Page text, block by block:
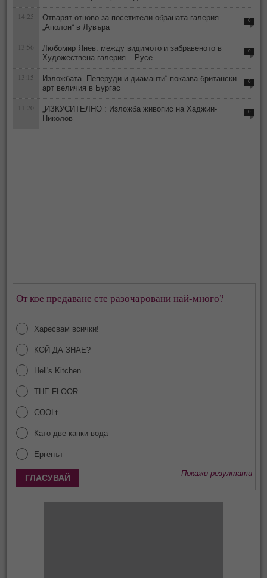
14:25
Отварят отново за посетители обраната галерия
„Аполон“ в Лувъра
0
13:56
Любомир Янев: между видимото и забравеното в
Художествена галерия – Русе
0
13:15
Изложбата „Пеперуди и диаманти“ показва британски
арт величия в Бургас
0
11:20
„ИЗКУСИТЕЛНО”: Изложба живопис на Хаджии-
Николов
0
От кое предаване сте разочаровани най-много?
Харесвам всички!
КОЙ ДА ЗНАЕ?
Hell's Kitchen
THE FLOOR
COOLt
Като две капки вода
Ергенът
Покажи резултати